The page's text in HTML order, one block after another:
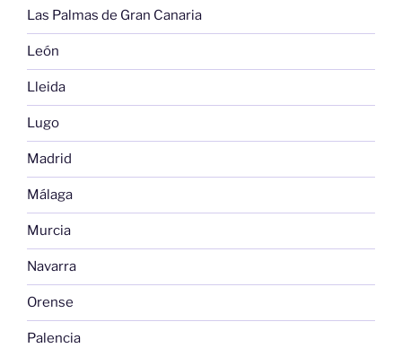
Las Palmas de Gran Canaria
León
Lleida
Lugo
Madrid
Málaga
Murcia
Navarra
Orense
Palencia